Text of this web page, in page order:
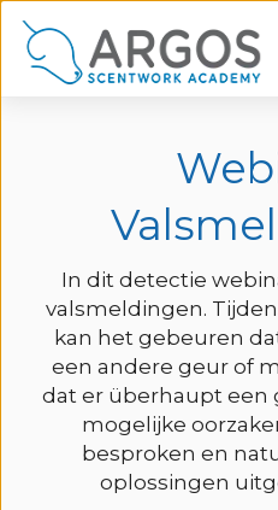
In dit detectie
valsmeldingen.
kan het gebeuren
een andere geur of
dat er überhaupt een
mogelijke
besproken en
oplossingen